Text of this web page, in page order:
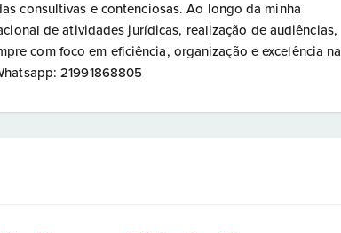
consultivas e contenciosas. Ao longo da minha
de atividades jurídicas, realização de audiências,
com foco em eficiência, organização e excelência na
21991868805